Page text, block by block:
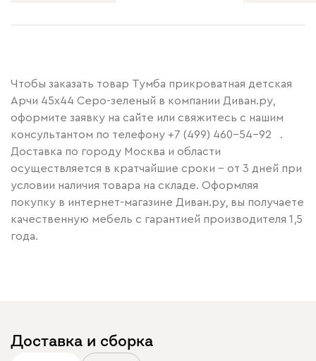
Чтобы заказать товар Тумба прикроватная детская
Арчи 45x44 Серо-зеленый в компании Диван.ру,
оформите заявку на сайте или свяжитесь с нашим
консультантом по телефону +7 (499) 460-54-92
.
Доставка по городу Москва и области
осуществляется в кратчайшие сроки – от 3 дней при
условии наличия товара на складе. Оформляя
покупку в интернет-магазине Диван.ру, вы получаете
качественную мебель с гарантией производителя 1,5
года.
Доставка и сборка